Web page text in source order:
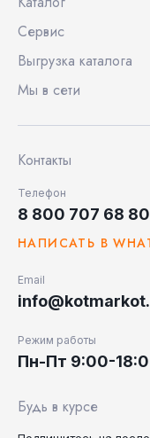
Сервис
Выгрузка каталога
Мы в сети
Контакты
Телефон
8 800 707 68 80
НАПИСАТЬ В
Email
Режим работы
Пн-Пт 9:00-
Будь в курсе